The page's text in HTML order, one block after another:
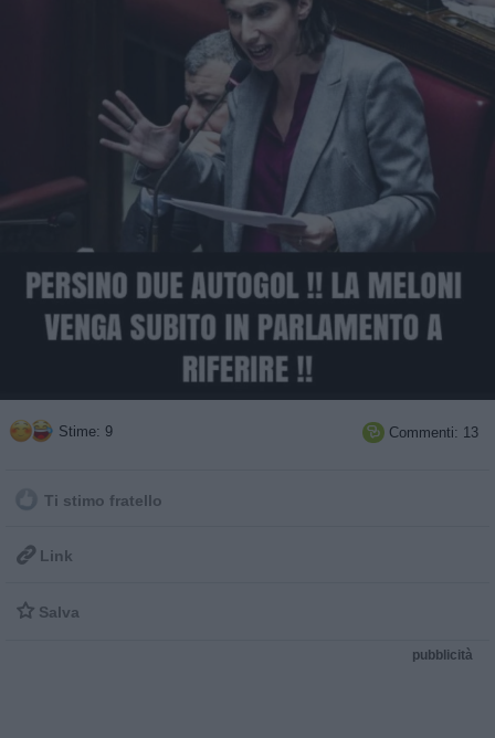
Stime: 9  Commenti: 13
Ti stimo fratello
 Link
 Salva
pubblicità